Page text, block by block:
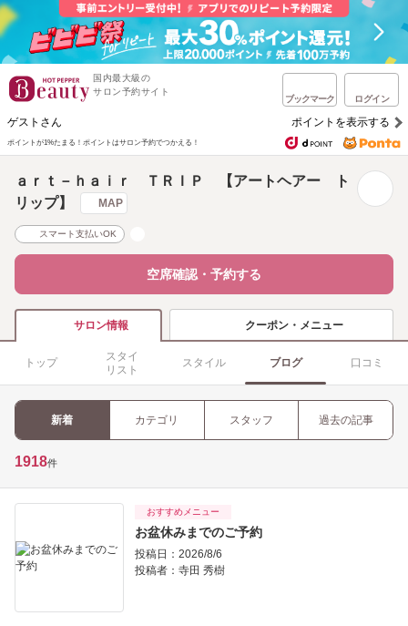
国内最大級の
サロン予約サイト
ブックマーク ログイン
ゲストさん ポイントを表示する
ポイントが1%たまる！ ポイントはサロン予約でつかえる！
ａｒｔ－ｈａｉｒ ＴＲＩＰ 【アートヘアー ト
リップ】
MAP
スマート支払いOK
空席確認・予約する
サロン情報 クーポン・メニュー
トップ
スタイ
リスト
スタイル ブログ 口コミ
新着 カテゴリ スタッフ 過去の記事
1918件
おすすめメニュー
お盆休みまでのご予約
投稿日：2026/8/6
投稿者： 寺田 秀樹